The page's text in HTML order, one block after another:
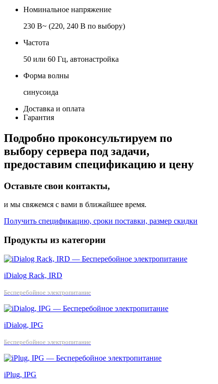
Номинальное напряжение
230 В~ (220, 240 В по выбору)
Частота
50 или 60 Гц, автонастройка
Форма волны
синусоида
Доставка и оплата
Гарантия
Подробно проконсультируем по
выбору сервера под задачи,
предоставим спецификацию и цену
Оставьте свои контакты,
и мы свяжемся с вами в ближайшее время.
Получить спецификацию, сроки поставки, размер скидки
Продукты из категории
iDialog Rack, IRD
Бесперебойное электропитание
iDialog, IPG
Бесперебойное электропитание
iPlug, IPG